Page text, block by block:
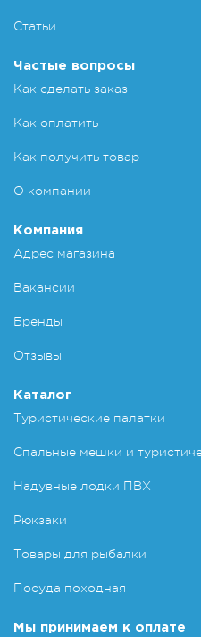
Статьи
Частые вопросы
Как сделать заказ
Как оплатить
Как получить товар
О компании
Компания
Адрес магазина
Вакансии
Бренды
Отзывы
Каталог
Туристические палатки
Спальные мешки и
Надувные лодки ПВХ
Рюкзаки
Товары для рыбалки
Посуда походная
Мы принимаем к оплате